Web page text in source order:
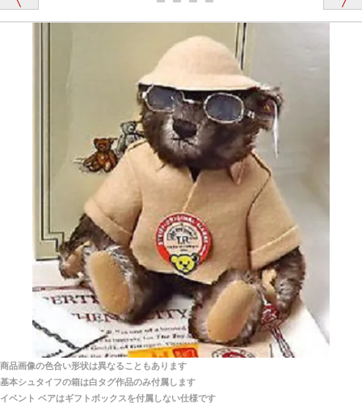
「スクエーカー内蔵」と記載しておりますので、ぜひ
探してみてください。
シュタイフ社製品の実物を見ることはできますか？
当店はネット販売ですので実物をお見せすることが
海外からのお取り寄せと言うことですが、商品はきち
んと届きますか？
ご安心ください！商品は確実にお届けします。
商品は直接海外から届くのですか。受取の際、関税な
どはかかりますか？
商品は全て当店へ入荷させたのち欠品を行いお客様
宅へお届けします。
関税はすべて当店にて処理しますのでお客様のご負担
は一切ありません。
「前に買ったことがあったお店でしたので」
千葉県 U・Y 様 （女性）
「ChatGPTを利用したところ「くまの小屋」さ
んを紹介され…」
埼玉県 S・W 様
「送られる際にメールなどで届けて頂きとても
安心感がありました」
大阪府 Y・W 様 （男性）
「取り扱っているNetショップで一番信用出来
商品画像の色合い形状は異なることもあります
基本シュタイフの箱は白タグ作品のみ付属します
イベント ベアはギフトボックスを付属しない仕様です